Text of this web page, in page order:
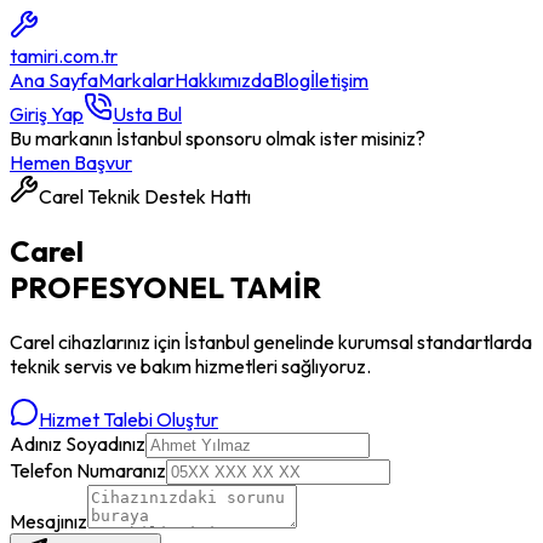
tamiri.com.tr
Ana SayfaMarkalarHakkımızdaBlogİletişim
Giriş Yap
Usta Bul
Bu markanın İstanbul sponsoru olmak ister misiniz?
Hemen Başvur
CarelTeknik Destek Hattı
Carel
PROFESYONELTAMİR
Carelcihazlarınız için İstanbul genelinde kurumsal standartlarda
teknik servis ve bakım hizmetleri sağlıyoruz.
Hizmet Talebi Oluştur
Adınız Soyadınız
Telefon Numaranız
Mesajınız